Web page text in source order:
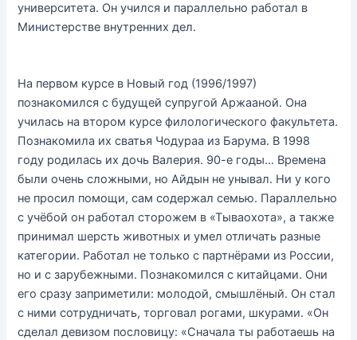
университета. Он учился и параллельно работал в
Министерстве внутренних дел.
На первом курсе в Новый год (1996/1997)
познакомился с будущей супругой Аржааной. Она
училась на втором курсе филологического факультета.
Познакомила их сватья Чодураа из Барума. В 1998
году родилась их дочь Валерия. 90-е годы… Времена
были очень сложными, но Айдын не унывал. Ни у кого
не просил помощи, сам содержал семью. Параллельно
с учёбой он работал сторожем в «Тываохота», а также
принимал шерсть животных и умел отличать разные
категории. Работал не только с партнёрами из России,
но и с зарубежными. Познакомился с китайцами. Они
его сразу заприметили: молодой, смышлёный. Он стал
с ними сотрудничать, торговал рогами, шкурами. «Он
сделал девизом пословицу: «Сначала ты работаешь на